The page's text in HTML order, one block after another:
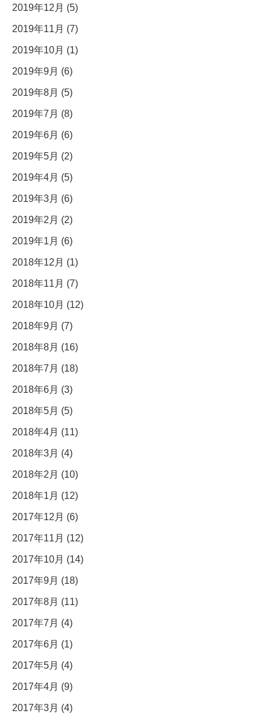
2019年12月 (5)
2019年11月 (7)
2019年10月 (1)
2019年9月 (6)
2019年8月 (5)
2019年7月 (8)
2019年6月 (6)
2019年5月 (2)
2019年4月 (5)
2019年3月 (6)
2019年2月 (2)
2019年1月 (6)
2018年12月 (1)
2018年11月 (7)
2018年10月 (12)
2018年9月 (7)
2018年8月 (16)
2018年7月 (18)
2018年6月 (3)
2018年5月 (5)
2018年4月 (11)
2018年3月 (4)
2018年2月 (10)
2018年1月 (12)
2017年12月 (6)
2017年11月 (12)
2017年10月 (14)
2017年9月 (18)
2017年8月 (11)
2017年7月 (4)
2017年6月 (1)
2017年5月 (4)
2017年4月 (9)
2017年3月 (4)